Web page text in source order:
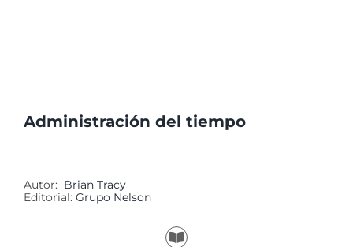
Administración del tiempo
Autor: Brian Tracy
Editorial: Grupo Nelson